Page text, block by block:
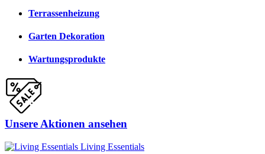
Terrassenheizung
Garten Dekoration
Wartungsprodukte
Unsere Aktionen ansehen
Living Essentials